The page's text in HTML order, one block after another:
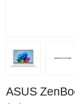
ASUS